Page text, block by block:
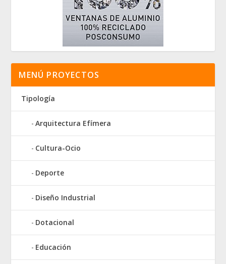
MENÚ PROYECTOS
Tipología
Arquitectura Efímera
Cultura-Ocio
Deporte
Diseño Industrial
Dotacional
Educación